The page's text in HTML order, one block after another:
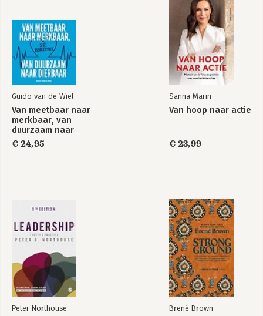
Leading in a Wicked
World
Welke executive coach past bij jou?
Auteurs
Index
Dankwoord
Guido van de Wiel
Van meetbaar naar
merkbaar, van
duurzaam naar
dierbaar
€ 24,95
Sanna Marin
Van hoop naar actie
€ 23,99
Peter Northouse Brené Brown